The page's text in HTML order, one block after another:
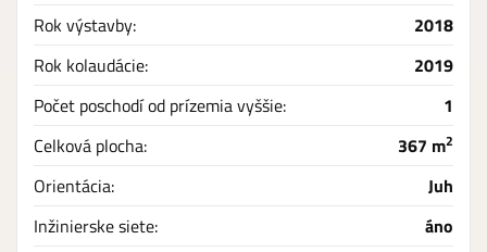
Rok výstavby:
2018
Rok kolaudácie:
2019
Počet poschodí od prízemia vyššie:
1
Celková plocha:
367 m2
Orientácia:
Juh
Inžinierske siete:
áno